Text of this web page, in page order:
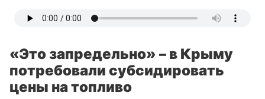
«Это запредельно» – в Крыму
потребовали субсидировать
цены на топливо